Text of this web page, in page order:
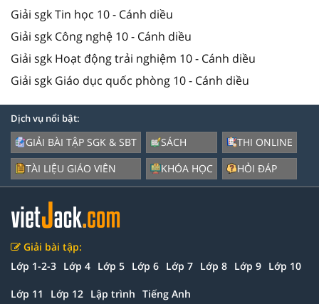
Giải sgk Tin học 10 - Cánh diều
Giải sgk Công nghệ 10 - Cánh diều
Giải sgk Hoạt động trải nghiệm 10 - Cánh diều
Giải sgk Giáo dục quốc phòng 10 - Cánh diều
Dịch vụ nổi bật:
GIẢI BÀI TẬP SGK & SBT
TÀI LIỆU GIÁO VIÊN
SÁCH
KHÓA HỌC
THI ONLINE
HỎI ĐÁP
Giải bài tập:
Lớp 1-2-3 Lớp 4 Lớp 5 Lớp 6 Lớp 7 Lớp 8 Lớp 9 Lớp 10
Lớp 11 Lớp 12 Lập trình Tiếng Anh